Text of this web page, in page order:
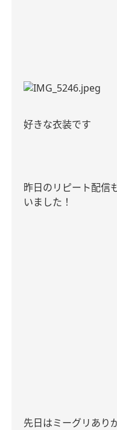
好きな衣装です
昨日のリピート配信
いました！
先日はミーグリあり